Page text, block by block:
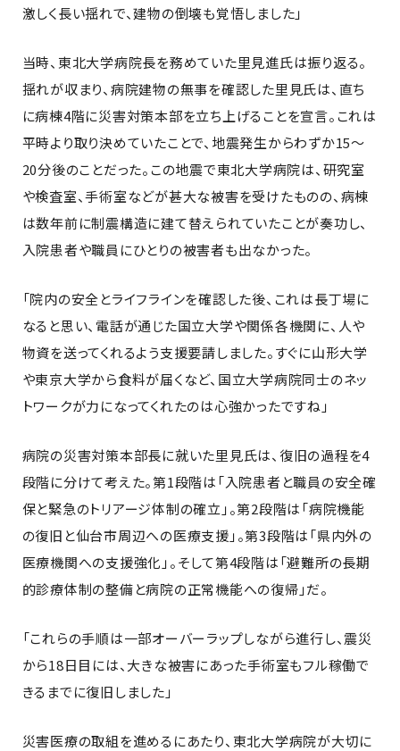
激しく長い揺れで、建物の倒壊も覚悟しました」
当時、東北大学病院長を務めていた里見進氏は振り返る。
揺れが収まり、病院建物の無事を確認した里見氏は、直ち
に病棟4階に災害対策本部を立ち上げることを宣言。これは
平時より取り決めていたことで、地震発生からわずか15～
20分後のことだった。この地震で東北大学病院は、研究室
や検査室、手術室などが甚大な被害を受けたものの、病棟
は数年前に制震構造に建て替えられていたことが奏功し、
入院患者や職員にひとりの被害者も出なかった。
「院内の安全とライフラインを確認した後、これは長丁場に
なると思い、電話が通じた国立大学や関係各機関に、人や
物資を送ってくれるよう支援要請しました。すぐに山形大学
や東京大学から食料が届くなど、国立大学病院同士のネッ
トワークが力になってくれたのは心強かったですね」
病院の災害対策本部長に就いた里見氏は、復旧の過程を4
段階に分けて考えた。第1段階は「入院患者と職員の安全確
保と緊急のトリアージ体制の確立」。第2段階は「病院機能
の復旧と仙台市周辺への医療支援」。第3段階は「県内外の
医療機関への支援強化」。そして第4段階は「避難所の長期
的診療体制の整備と病院の正常機能への復帰」だ。
「これらの手順は一部オーバーラップしながら進行し、震災
から18日目には、大きな被害にあった手術室もフル稼働で
きるまでに復旧しました」
災害医療の取組を進めるにあたり、東北大学病院が大切に